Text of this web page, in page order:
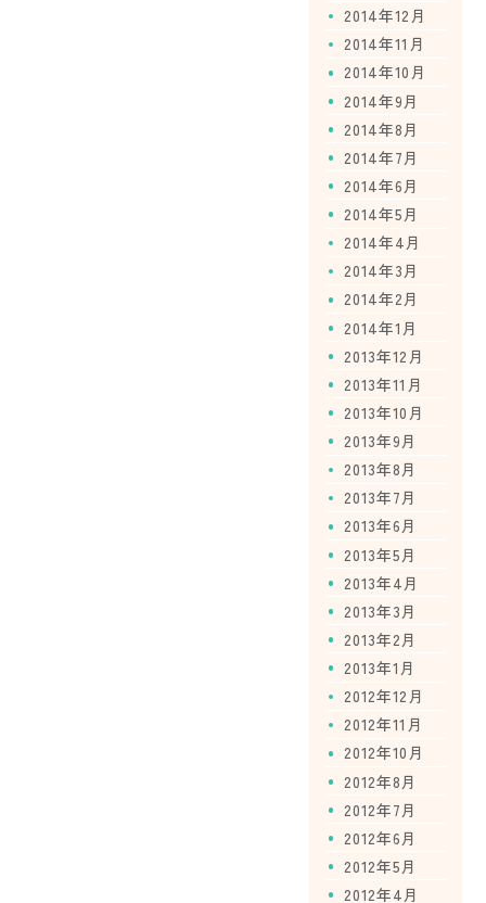
2014年12月
2014年11月
2014年10月
2014年9月
2014年8月
2014年7月
2014年6月
2014年5月
2014年4月
2014年3月
2014年2月
2014年1月
2013年12月
2013年11月
2013年10月
2013年9月
2013年8月
2013年7月
2013年6月
2013年5月
2013年4月
2013年3月
2013年2月
2013年1月
2012年12月
2012年11月
2012年10月
2012年8月
2012年7月
2012年6月
2012年5月
2012年4月